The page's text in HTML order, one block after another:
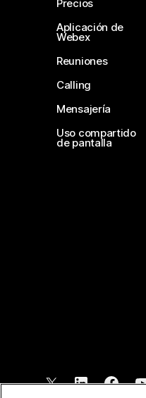
Precios
Aplicación de
Webex
Reuniones
Calling
Mensajería
Uso compartido
de pantalla